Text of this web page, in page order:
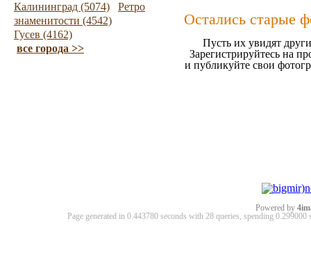
Калининград (5074)
Ретро
знаменитости (4542)
Гусев (4162)
все города >>
Остались старые
Пусть их увидят
Зарегистрируйтесь на
и публикуйте свои
Powered by
Page generated in 0.443780 seconds with 28 queries, spending